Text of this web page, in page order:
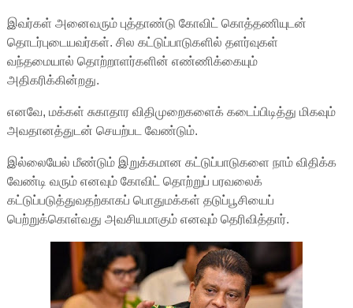
இவர்கள் அனைவரும் புத்தாண்டு கோவிட் கொத்தணியுடன்
தொடர்புடையவர்கள். சில கட்டுப்பாடுகளில் தளர்வுகள்
வந்தமையால் தொற்றாளர்களின் எண்ணிக்கையும்
அதிகரிக்கின்றது.
எனவே, மக்கள் சுகாதார விதிமுறைகளைக் கடைப்பிடித்து மிகவும்
அவதானத்துடன் செயற்பட வேண்டும்.
இல்லையேல் மீண்டும் இறுக்கமான கட்டுப்பாடுகளை நாம் விதிக்க
வேண்டி வரும் எனவும் கோவிட் தொற்றுப் பரவலைக்
கட்டுப்படுத்துவதற்காகப் பொதுமக்கள் தடுப்பூசியைப்
பெற்றுக்கொள்வது அவசியமாகும் எனவும் தெரிவித்தார்.